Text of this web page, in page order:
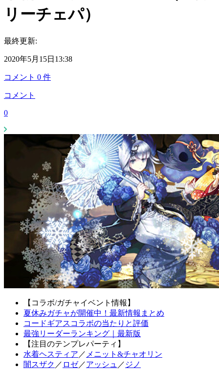
リーチェパ）
最終更新:
2020年5月15日13:38
コメント 0 件
コメント
0
【コラボ/ガチャイベント情報】
夏休みガチャが開催中！最新情報まとめ
コードギアスコラボの当たりと評価
最強リーダーランキング｜最新版
【注目のテンプレパーティ】
水着ヘスティア ／ メニット&チャオリン
闇スザク ／ ロゼ／アッシュ ／ ジノ